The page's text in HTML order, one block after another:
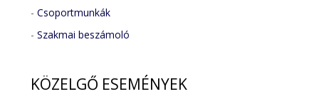
-Csoportmunkák
-Szakmai beszámoló
KÖZELGŐ ESEMÉNYEK